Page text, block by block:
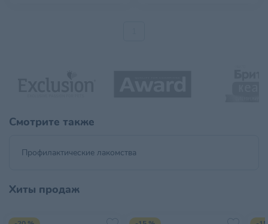
Смотрите также
Профилактические лакомства
Хиты продаж